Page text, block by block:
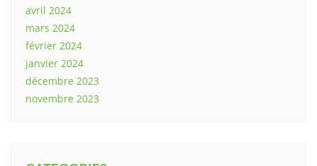
avril 2024
mars 2024
février 2024
janvier 2024
décembre 2023
novembre 2023